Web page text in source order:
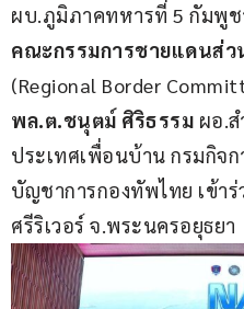
ผบ.ภูมิภาคทหารที่ 5 กัมพูช
คณะกรรมการชายแดนส่
(Regional Border
พล.ต.ชนุตม์ ศิริธรรม ผอ.
ประเทศเพื่อนบ้าน กรมกิจ
บัญชาการกองทัพไทย เข้า
ศรีริเวอร์ จ.พระนครอยุธยา